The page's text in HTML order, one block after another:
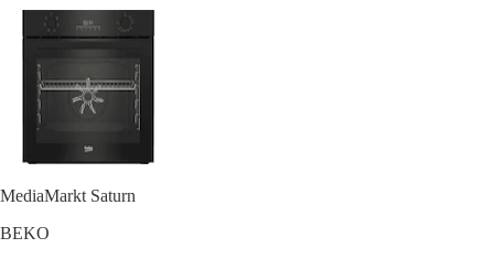
MediaMarkt Saturn
BEKO